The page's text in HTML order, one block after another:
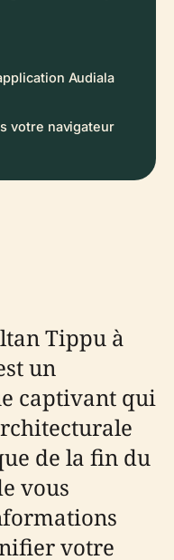
Audiala
votre navigateur
Tippu à
un
captivant qui
de la fin du
vous
votre